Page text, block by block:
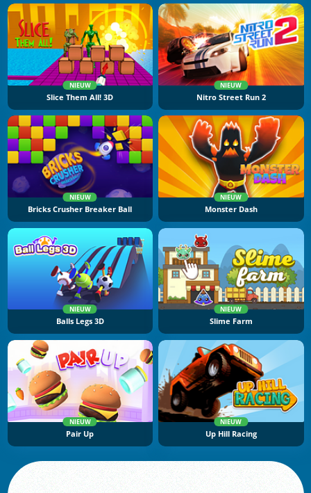
NIEUW
Slice Them All! 3D
NIEUW
Nitro Street Run 2
NIEUW
Bricks Crusher Breaker Ball
NIEUW
Monster Dash
NIEUW
Balls Legs 3D
NIEUW
Slime Farm
NIEUW
Pair Up
NIEUW
Up Hill Racing